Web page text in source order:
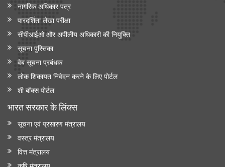
नागरिक अधिकार पत्र
पारदर्शिता लेखा परीक्षा
सीपीआईओ और अपी‍लीय अधिकारी की नियुक्ति
सूचना पुस्तिका
वेब सूचना प्रबंधक
लोक शिकायत निवेदन करने के लिए पोर्टल
शी बॉक्स पोर्टल
भारत सरकार के लिंक्‍स
सूचना एवं प्रसारण मंत्रालय
वस्त्र मंत्रालय
वित्त मंत्रालय